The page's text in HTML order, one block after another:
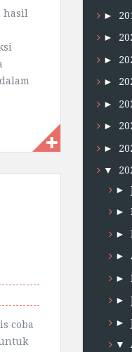
hasil
coba
►
►
►
►
►
►
►
▼
►
►
►
►
►
►
►
▼